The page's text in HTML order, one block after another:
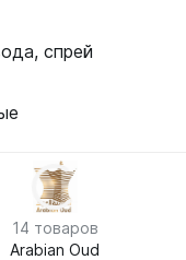
спрей
14 товаров
Arabian Oud